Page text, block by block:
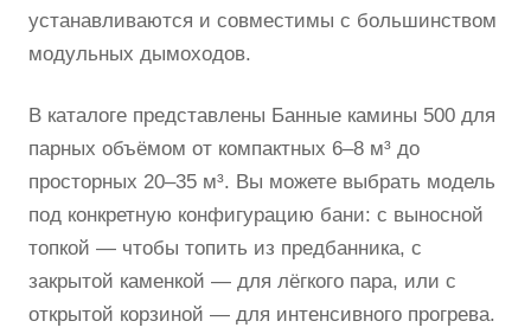
устанавливаются и совместимы с большинством
модульных дымоходов.
В каталоге представлены Банные камины 500 для
парных объёмом от компактных 6–8 м³ до
просторных 20–35 м³. Вы можете выбрать модель
под конкретную конфигурацию бани: с выносной
топкой — чтобы топить из предбанника, с
закрытой каменкой — для лёгкого пара, или с
открытой корзиной — для интенсивного прогрева.